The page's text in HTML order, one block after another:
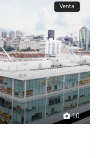
10
Venta